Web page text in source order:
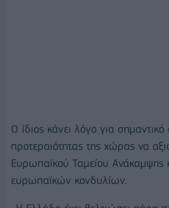
O ίδιος κάνει λόγο για
προτεραιότητας της χώρας να
Ευρωπαϊκού Ταμείου
ευρωπαϊκών κονδυλίων.